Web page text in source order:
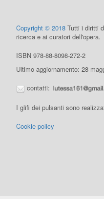
Copyright © 2018 Tutti i diritti
ricerca e ai curatori dell'opera.
ISBN 978-88-8098-272-2
Ultimo aggiornamento: 28
contatti:
I glifi dei pulsanti sono
Cookie policy